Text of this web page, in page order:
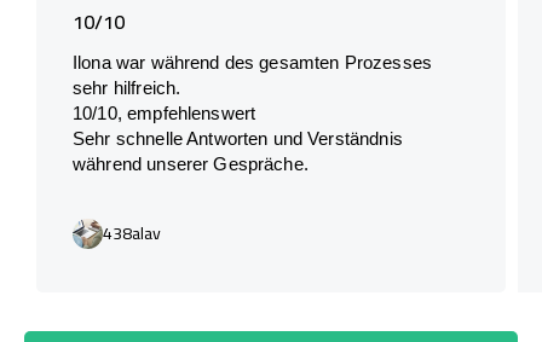
10/10
Ilona war während des gesamten Prozesses
sehr hilfreich.
10/10, empfehlenswert
Sehr schnelle Antworten und Verständnis
während unserer Gespräche.
438alav